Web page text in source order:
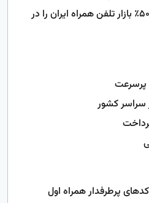
میلیون مشترک، بیش از ۵۰٪ بازار تلفن همراه ایران را در
سراسر کشور
پرطرفدار همراه اول